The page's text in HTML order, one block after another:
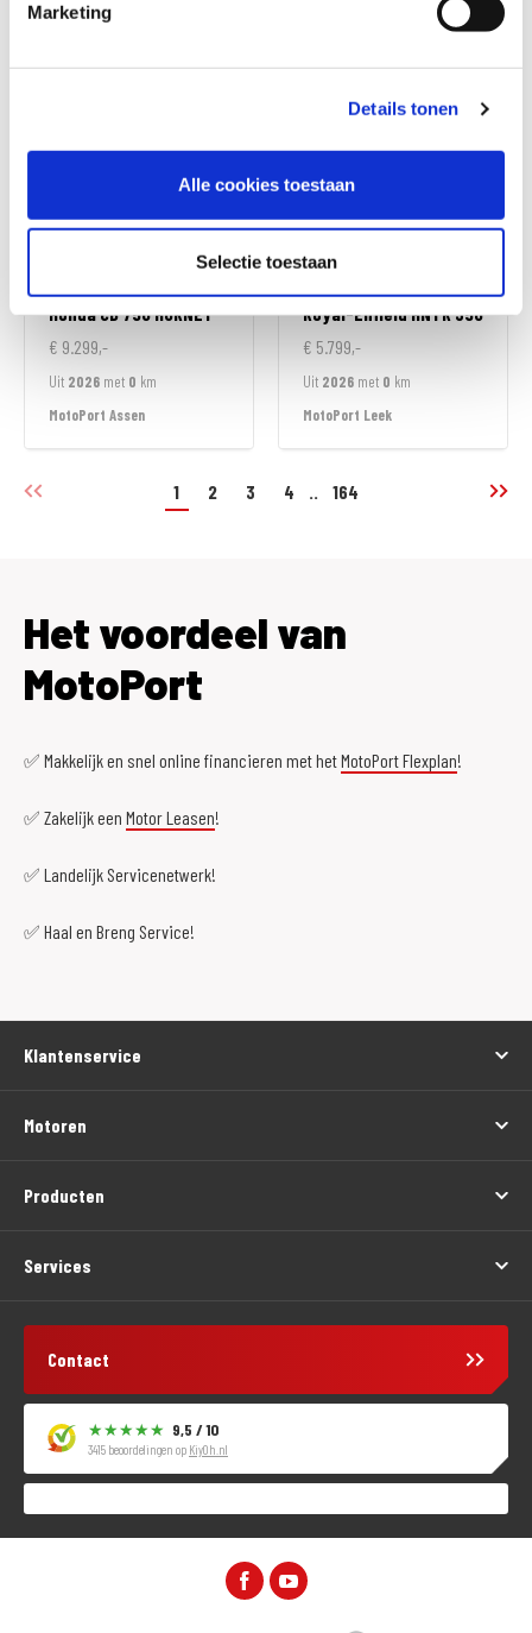
Marketing
Details tonen
Alle cookies toestaan
Selectie toestaan
MotoPort Almere
MotoPort Assen
HondaCB 750 HORNET
€ 9.299,-
Uit 2026 met 0 km
MotoPort Assen
Royal-EnfieldHNTR 350
€ 5.799,-
Uit 2026 met 0 km
MotoPort Leek
1 2 3 4 .. 164
Het voordeel van
MotoPort
✅ Makkelijk en snel online financieren met hetMotoPort Flexplan!
✅ Zakelijk een Motor Leasen!
✅ Landelijk Servicenetwerk!
✅ Haal en Breng Service!
Klantenservice
Motoren
Producten
Services
Contact
9,5 / 10
3415 beoordelingen op KiyOh.nl